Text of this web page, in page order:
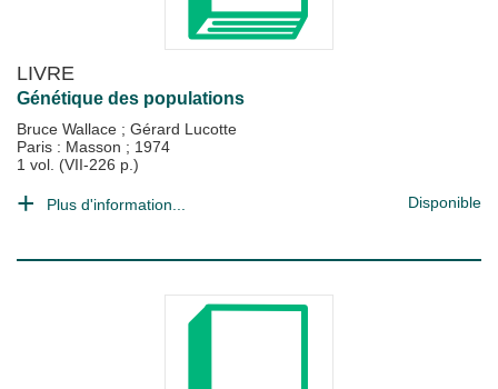
LIVRE
Génétique des populations
Bruce Wallace ; Gérard Lucotte
Paris : Masson ; 1974
1 vol. (VII-226 p.)
Plus d'information... Disponible